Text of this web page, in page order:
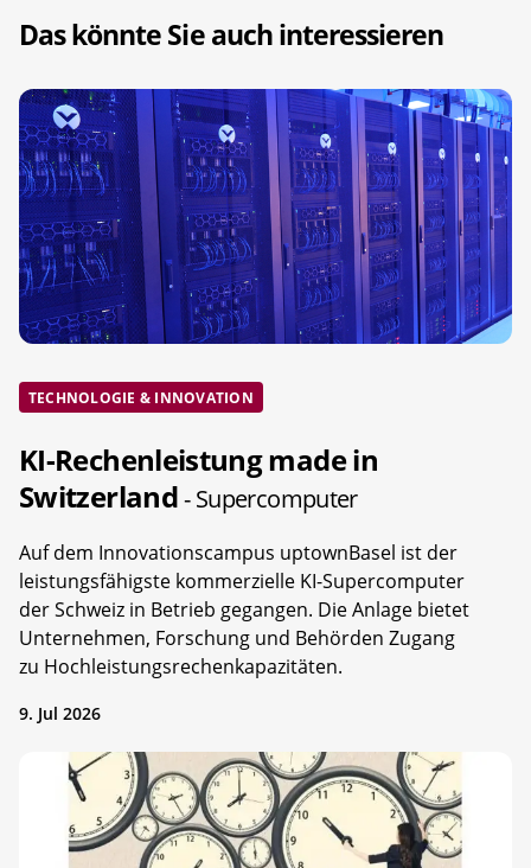
Das könnte Sie auch interessieren
TECHNOLOGIE & INNOVATION
KI-Rechenleistung made in
Switzerland- Supercomputer
Auf dem Innovationscampus uptownBasel ist der
leistungsfähigste kommerzielle KI-Supercomputer
der Schweiz in Betrieb gegangen. Die Anlage bietet
Unternehmen, Forschung und Behörden Zugang
zu Hochleistungsrechenkapazitäten.
9. Jul 2026